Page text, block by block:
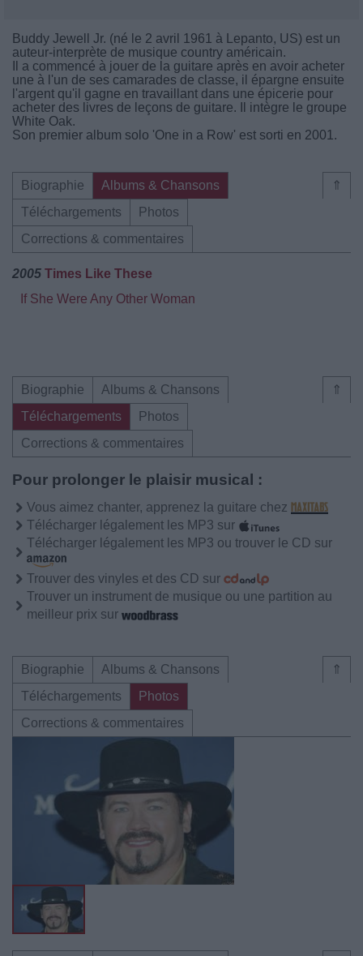
Buddy Jewell Jr. (né le 2 avril 1961 à Lepanto, US) est un
auteur-interprète de musique country américain.
Il a commencé à jouer de la guitare après en avoir acheter
une à l'un de ses camarades de classe, il épargne ensuite
l'argent qu'il gagne en travaillant dans une épicerie pour
acheter des livres de leçons de guitare. Il intègre le groupe
White Oak.
Son premier album solo 'One in a Row' est sorti en 2001.
⇑
Biographie
Albums & Chansons
Téléchargements
Photos
Corrections & commentaires
2005 Times Like These
If She Were Any Other Woman
⇑
Biographie
Albums & Chansons
Téléchargements
Photos
Corrections & commentaires
Pour prolonger le plaisir musical :
Vous aimez chanter, apprenez la guitare chez
Télécharger légalement les MP3 sur
Télécharger légalement les MP3 ou trouver le CD sur
Trouver des vinyles et des CD sur
Trouver un instrument de musique ou une partition au
meilleur prix sur
⇑
Biographie
Albums & Chansons
Téléchargements
Photos
Corrections & commentaires